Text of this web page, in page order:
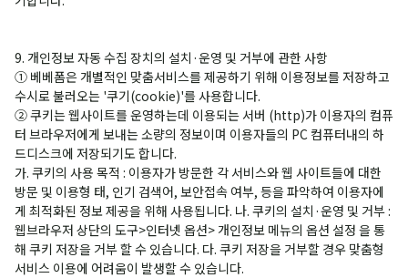
9. 개인정보 자동 수집 장치의 설치·운영 및 거부에 관한 사항
① 베베폼은 개별적인 맞춤서비스를 제공하기 위해 이용정보를 저장하고
수시로 불러오는 '쿠기(cookie)'를 사용합니다.
② 쿠키는 웹사이트를 운영하는데 이용되는 서버 (http)가 이용자의 컴퓨
터 브라우저에게 보내는 소량의 정보이며 이용자들의 PC 컴퓨터내의 하
드디스크에 저장되기도 합니다.
가. 쿠키의 사용 목적 : 이용자가 방문한 각 서비스와 웹 사이트들에 대한
방문 및 이용형 태, 인기 검색어, 보안접속 여부, 등을 파악하여 이용자에
게 최적화된 정보 제공을 위해 사용됩니다. 나. 쿠키의 설치·운영 및 거부 :
웹브라우저 상단의 도구>인터넷 옵션> 개인정보 메뉴의 옵션 설정 을 통
해 쿠키 저장을 거부 할 수 있습니다. 다. 쿠키 저장을 거부할 경우 맞춤형
서비스 이용에 어려움이 발생할 수 있습니다.